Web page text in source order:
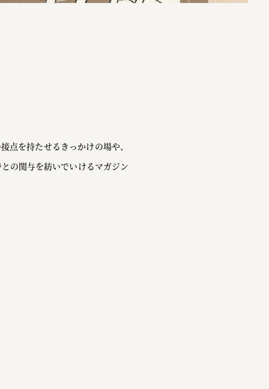
点を持たせるきっかけの場や、
の関与を紡いでいけるマガジン